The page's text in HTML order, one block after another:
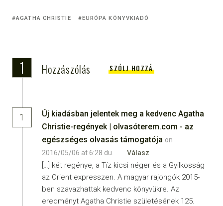
AGATHA CHRISTIE EURÓPA KÖNYVKIADÓ
1 Hozzászólás SZÓLJ HOZZÁ
1
Új kiadásban jelentek meg a kedvenc Agatha
Christie-regények | olvasóterem.com - az
egészséges olvasás támogatója on
2016/05/06 at 6:28 du.
Válasz
[…] két regénye, a Tíz kicsi néger és a Gyilkosság
az Orient expresszen. A magyar rajongók 2015-
ben szavazhattak kedvenc könyvükre. Az
eredményt Agatha Christie születésének 125.